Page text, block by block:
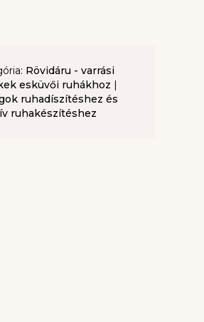
Rövidáru - varrási
esküvői ruhákhoz |
ruhadíszítéshez és
ruhakészítéshez